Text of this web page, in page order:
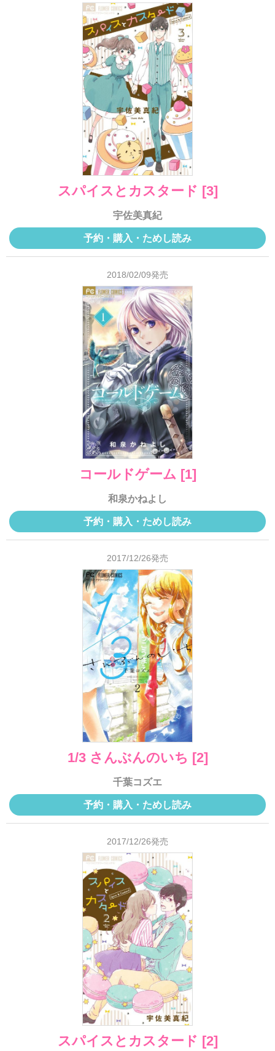
スパイスとカスタード [3]
宇佐美真紀
予約・購入・ためし読み
2018/02/09発売
コールドゲーム [1]
和泉かねよし
予約・購入・ためし読み
2017/12/26発売
1/3 さんぶんのいち [2]
千葉コズエ
予約・購入・ためし読み
2017/12/26発売
スパイスとカスタード [2]